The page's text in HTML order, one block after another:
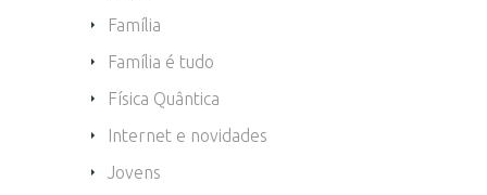
Família
Família é tudo
Física Quântica
Internet e novidades
Jovens